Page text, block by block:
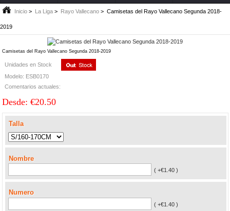
Inicio > La Liga > Rayo Vallecano > Camisetas del Rayo Vallecano Segunda 2018-
2019
Camisetas del Rayo Vallecano Segunda 2018-2019
Unidades en Stock
Modelo: ESB0170
Comentarios actuales:
Desde: €20.50
Talla
Nombre
( +€1.40 )
Numero
( +€1.40 )